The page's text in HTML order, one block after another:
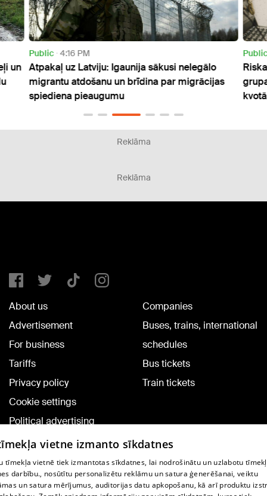
un
Public 4:16 PM
Atpakaļ uz Latviju: Igaunija sākusi nelegālo
migrantu atdošanu un brīdina par migrācijas
spiediena pieaugumu
Reklāma
Reklāma
About us
Advertisement
For business
Tariffs
Privacy policy
Cookie settings
Political advertising
Cookie policy
Commenting terms
Companies
Buses, trains, international
schedules
Bus tickets
Train tickets
TV program
vietne izmanto sīkdatnes
tīmekļa vietnē tiek izmantotas sīkdatnes, lai nodrošinātu un uzlabotu
darbību., nosūtītu personalizētu reklāmu un satura ģenerēšanai, veiktu
un satura mērījumus, auditorijas datu apkopošanu, kā arī produktu